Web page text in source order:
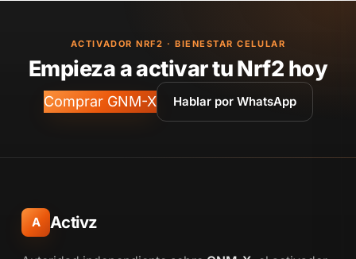
ACTIVADOR NRF2 · BIENESTAR CELULAR
Empieza a activar tu Nrf2 hoy
Comprar GNM-X Hablar por WhatsApp
A Activz